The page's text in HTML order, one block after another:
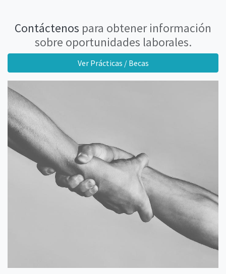
Contáctenos para obtener información
sobre oportunidades laborales.
Ver Prácticas / Becas